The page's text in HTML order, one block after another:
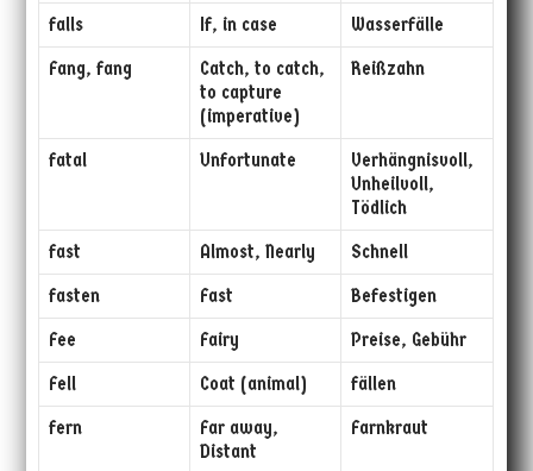
falls
If, in case
Wasserfälle
Fang, fang
Catch, to catch,
to capture
(imperative)
Reißzahn
fatal Unfortunate
Verhängnisvoll,
Unheilvoll,
Tödlich
fast
Almost, Nearly
Schnell
fasten
Fast
Befestigen
Fee
Fairy
Preise, Gebühr
Fell
Coat (animal)
fällen
fern
Far away,
Distant
Farnkraut